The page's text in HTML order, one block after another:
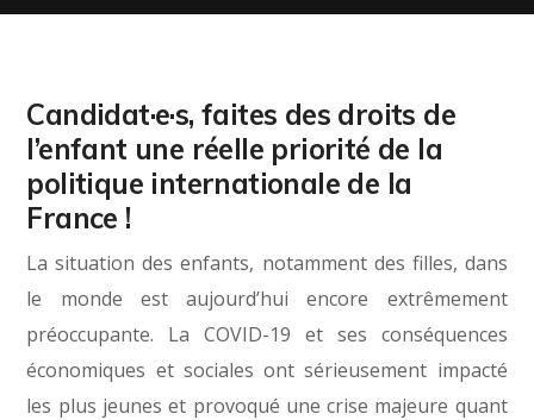
Candidat·e·s, faites des droits de
l’enfant une réelle priorité de la
politique internationale de la
France !
La situation des enfants, notamment des filles, dans
le monde est aujourd’hui encore extrêmement
préoccupante. La COVID-19 et ses conséquences
économiques et sociales ont sérieusement impacté
les plus jeunes et provoqué une crise majeure quant